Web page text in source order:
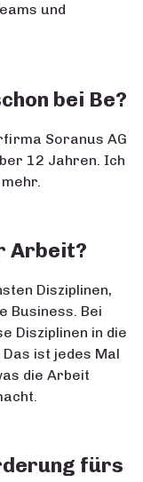
und
bei Be?
Soranus AG
12 Jahren. Ich
Arbeit?
Disziplinen,
Business. Bei
Disziplinen in die
ist jedes Mal
die Arbeit
fürs